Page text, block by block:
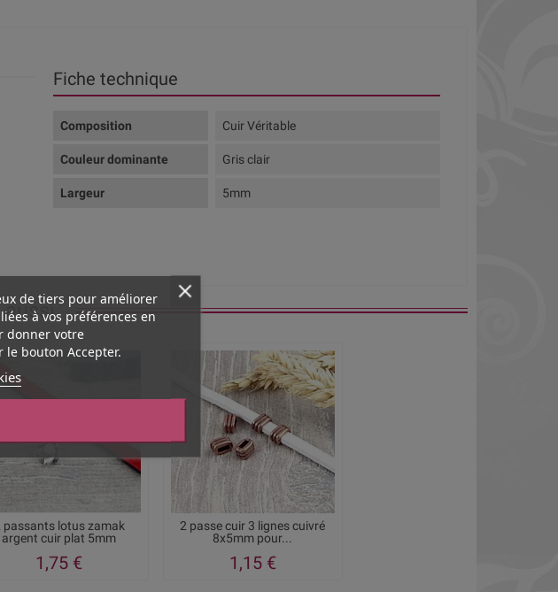
Fiche technique
Composition Cuir Véritable
Couleur dominante Gris clair
Largeur 5mm
aussi
passants lotus zamak
argent cuir plat 5mm
1,75 €
2 passe cuir 3 lignes cuivré
8x5mm pour...
1,15 €
de tiers pour améliorer
à vos préférences en
donner votre
bouton Accepter.